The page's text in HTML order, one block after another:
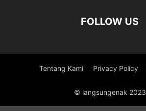
FOLLOW US
Tentang Kami Privacy Policy
© langsungenak 2023